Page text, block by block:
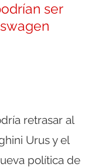
ser
retrasar al
Urus y el
política de